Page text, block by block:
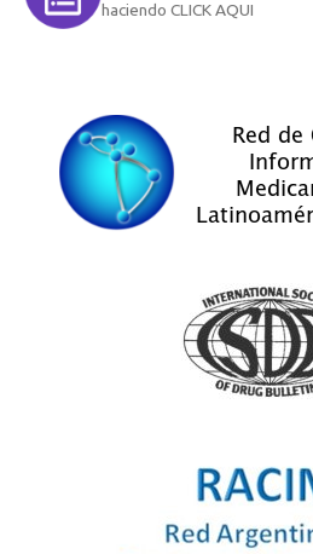
haciendo CLICK AQUI